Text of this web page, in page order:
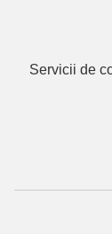
Servicii de